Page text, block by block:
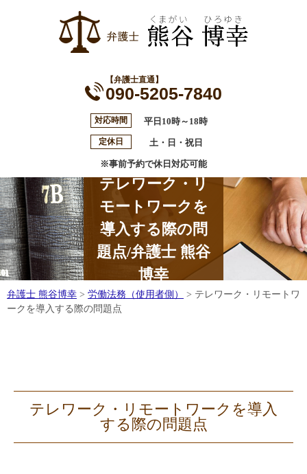
【弁護士直通】
090-5205-7840
対応時間 平日10時～18時
定休日 土・日・祝日
※事前予約で休日対応可能
テレワーク・リ
モートワークを
導入する際の問
題点/弁護士 熊谷
博幸
弁護士 熊谷博幸 > 労働法務（使用者側） > テレワーク・リモートワ
ークを導入する際の問題点
テレワーク・リモートワークを導入
する際の問題点